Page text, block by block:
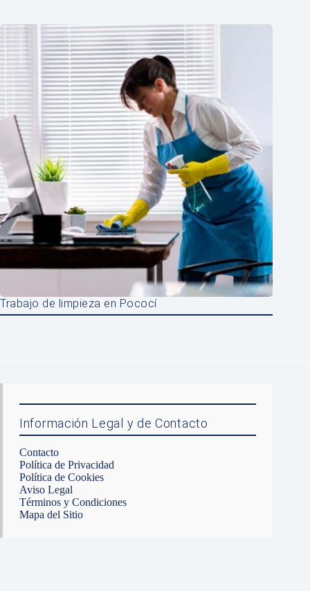
Trabajo de limpieza en Pococí
Información Legal y de Contacto
Contacto
Política de Privacidad
Política de Cookies
Aviso Legal
Términos y Condiciones
Mapa del Sitio